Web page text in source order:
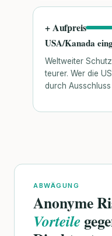
+ Aufpreis
USA/Kanada
Weltweiter
teurer. Wer die
durch
ABWÄGUNG
Anonyme
Vorteile